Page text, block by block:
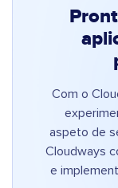
Com o
aspeto de
Cloudways
e